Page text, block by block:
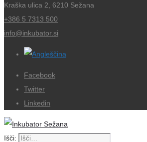
Kraška ulica 2, 6210 Sežana
+386 5 7313 500
info@inkubator.si
Facebook
Twitter
Linkedin
Išči: